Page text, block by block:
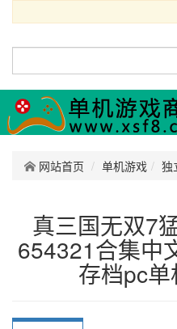
网站首页 单机游戏 独
真三国无双7
654321合集中
存档pc